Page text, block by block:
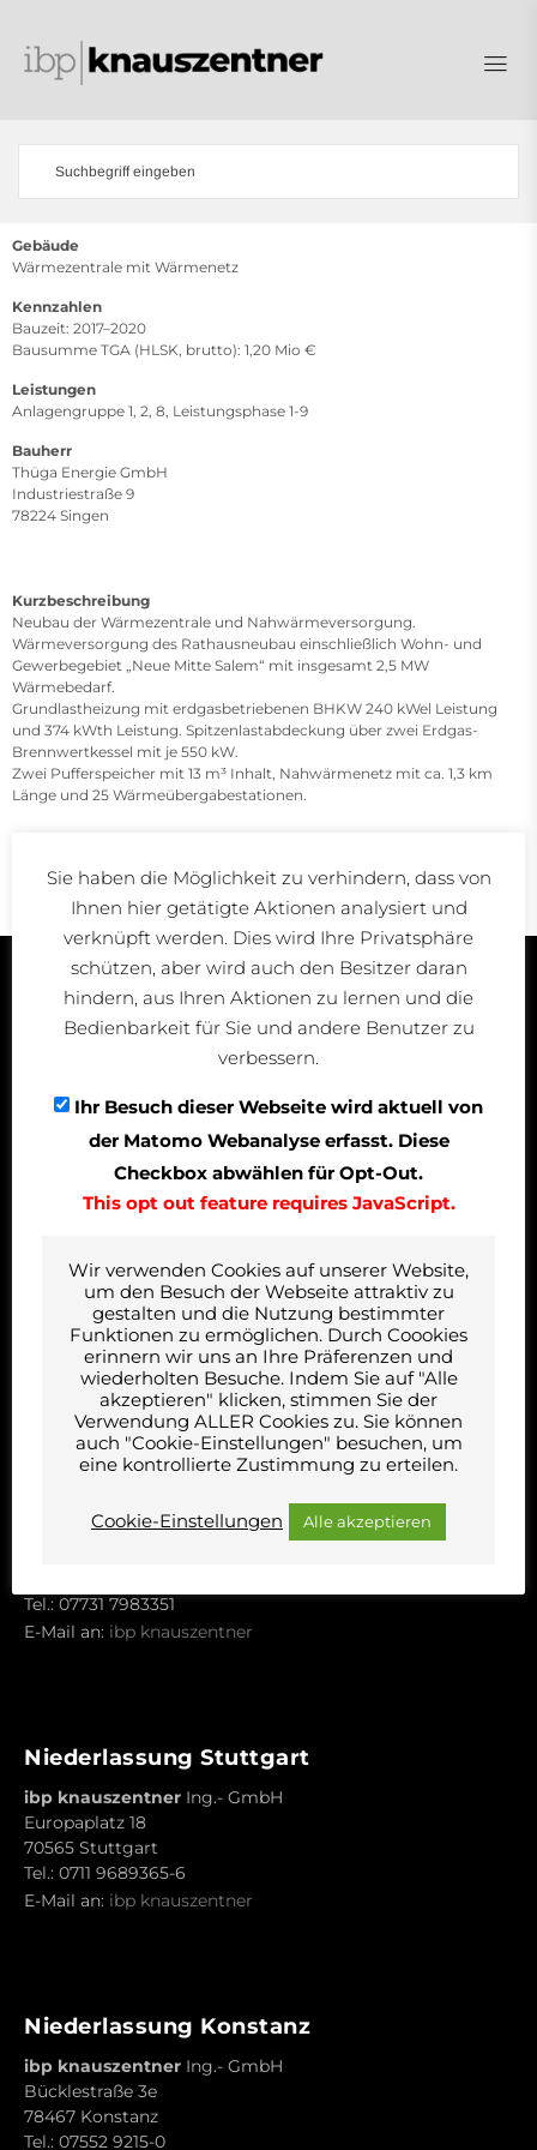
Gebäude
Wärmezentrale mit Wärmenetz
Kennzahlen
Bauzeit: 2017–2020
Bausumme TGA (HLSK, brutto): 1,20 Mio €
Leistungen
Anlagengruppe 1, 2, 8, Leistungsphase 1-9
Bauherr
Thüga Energie GmbH
Industriestraße 9
78224 Singen
Kurzbeschreibung
Neubau der Wärmezentrale und Nahwärmeversorgung.
Wärmeversorgung des Rathausneubau einschließlich Wohn- und
Gewerbegebiet „Neue Mitte Salem“ mit insgesamt 2,5 MW
Wärmebedarf.
Grundlastheizung mit erdgasbetriebenen BHKW 240 kWel Leistung
und 374 kWth Leistung. Spitzenlastabdeckung über zwei Erdgas-
Brennwertkessel mit je 550 kW.
Zwei Pufferspeicher mit 13 m³ Inhalt, Nahwärmenetz mit ca. 1,3 km
Länge und 25 Wärmeübergabestationen.
Bildrechte © ibp knauszentner
Hauptsitz Pfullendorf
ibp knauszentnerIng.- GmbH
Am Pfarröschle 49-50
88630 Pfullendorf
Tel.: 07552 9215-0
Fax: 07552 9215-15
E-Mail an:ibp knauszentner
ibp knauszentnerIng.- GmbH
Tel.: 07731 7983351
E-Mail an: ibp knauszentner
Niederlassung Stuttgart
ibp knauszentner Ing.- GmbH
Europaplatz 18
70565 Stuttgart
Tel.: 0711 9689365-6
E-Mail an: ibp knauszentner
Niederlassung Konstanz
ibp knauszentner Ing.- GmbH
Bücklestraße 3e
78467 Konstanz
Tel.: 07552 9215-0
Sie haben die Möglichkeit zu verhindern, dass von
Ihnen hier getätigte Aktionen analysiert und
verknüpft werden. Dies wird Ihre Privatsphäre
schützen, aber wird auch den Besitzer daran
hindern, aus Ihren Aktionen zu lernen und die
Bedienbarkeit für Sie und andere Benutzer zu
verbessern.
Ihr Besuch dieser Webseite wird aktuell von
der Matomo Webanalyse erfasst. Diese
Checkbox abwählen für Opt-Out.
This opt out feature requires JavaScript.
Wir verwenden Cookies auf unserer Website,
um den Besuch der Webseite attraktiv zu
gestalten und die Nutzung bestimmter
Funktionen zu ermöglichen. Durch Coookies
erinnern wir uns an Ihre Präferenzen und
wiederholten Besuche. Indem Sie auf "Alle
akzeptieren" klicken, stimmen Sie der
Verwendung ALLER Cookies zu. Sie können
auch "Cookie-Einstellungen" besuchen, um
eine kontrollierte Zustimmung zu erteilen.
Cookie-Einstellungen Alle akzeptieren